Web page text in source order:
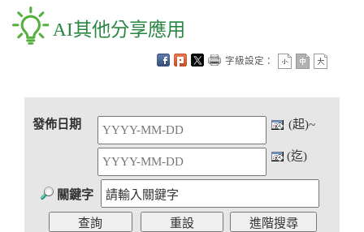
AI其他分享應用
字級設定：
發佈日期 (起)~
(迄)
關鍵字